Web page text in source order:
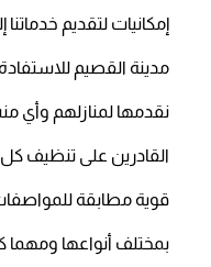
إمكانيات لتقديم
مدينة القصيم
نقدمها لمنازلهم وأي
القادرين على تنظيف
قوية مطابقة
بمختلف أنواعها ومهما